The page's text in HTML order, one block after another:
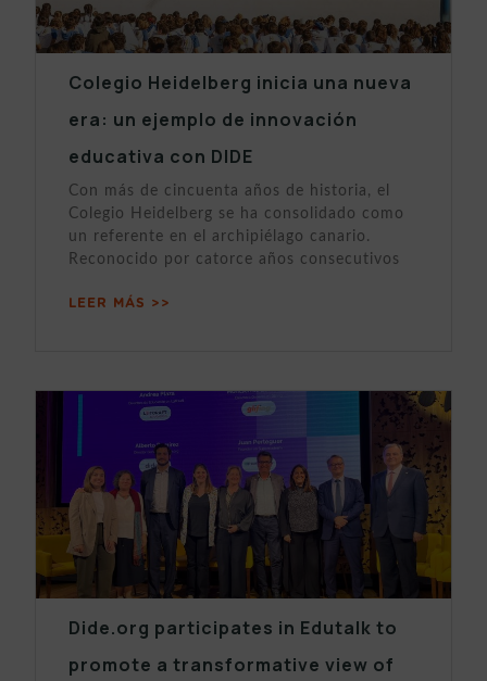
Colegio Heidelberg inicia una nueva
era: un ejemplo de innovación
educativa con DIDE
Con más de cincuenta años de historia, el
Colegio Heidelberg se ha consolidado como
un referente en el archipiélago canario.
Reconocido por catorce años consecutivos
LEER MÁS >>
Dide.org participates in Edutalk to
promote a transformative view of